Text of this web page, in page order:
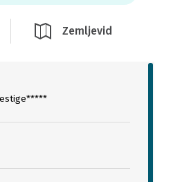
Zemljevid